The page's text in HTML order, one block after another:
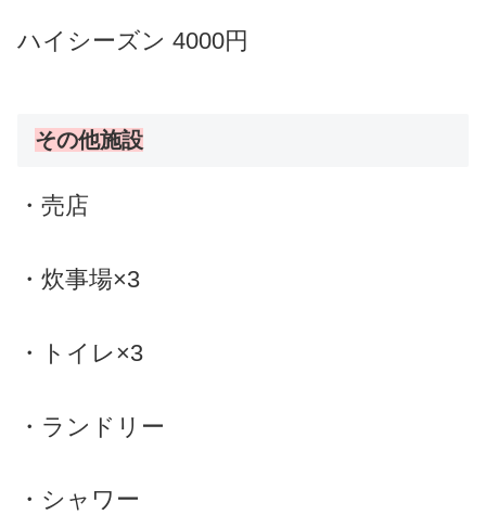
ハイシーズン 4000円
その他施設
・売店
・炊事場×3
・トイレ×3
・ランドリー
・シャワー